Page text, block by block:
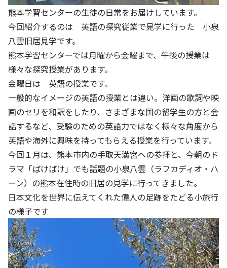
熊本学習センターの生徒の日常をお届けしています。
今回紹介するのは 英語の探究従業で見学に行った 小泉
八雲旧居見学です。
熊本学習センターでは月曜から金曜まで、午後の授業は
様々な探究授業があります。
金曜日は 英語の授業です。
一般的なイメージの英語の授業とは違い。洋画の歌詞や映
画のセリを和訳をしたり、さまざまな国の留学生の方と会
話するなど、受験のための英語力ではなく様々な角度から
英語や海外に興味を持ってもらえる授業を行っています。
今回１月は、熊本市内の手取天満宮への参拝と、今朝のド
ラマ「ばけばけ」でも話題の小泉八雲（ラフカディオ・ハ
ーン）の熊本在住時の旧居の見学に行ってきました。
日本文化を世界に伝えてくれた偉人の足跡をたどる小旅行
の様子です